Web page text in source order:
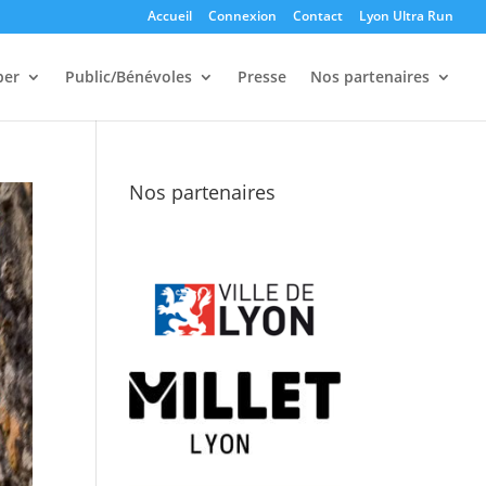
Accueil Connexion Contact Lyon Ultra Run
Public/Bénévoles Presse Nos partenaires
Nos partenaires